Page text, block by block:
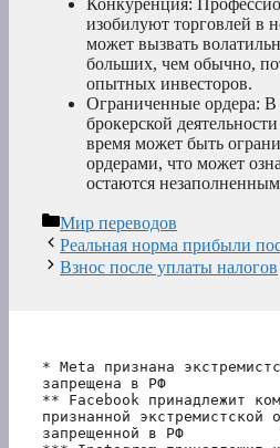
Конкуренция:
изобилуют торговлей в
может вызвать
больших, чем обычно,
опытных инвесторов.
Ограниченные ордера: В
брокерской
время может быть
ордерами, что может
остаются
Рубрики
Мир переводов
Реальная норма прибыли
Взнос после уплаты налогов
* Meta признана
запрещена в РФ
** Facebook принадлежит
признанной экстремистской
запрещенной в РФ